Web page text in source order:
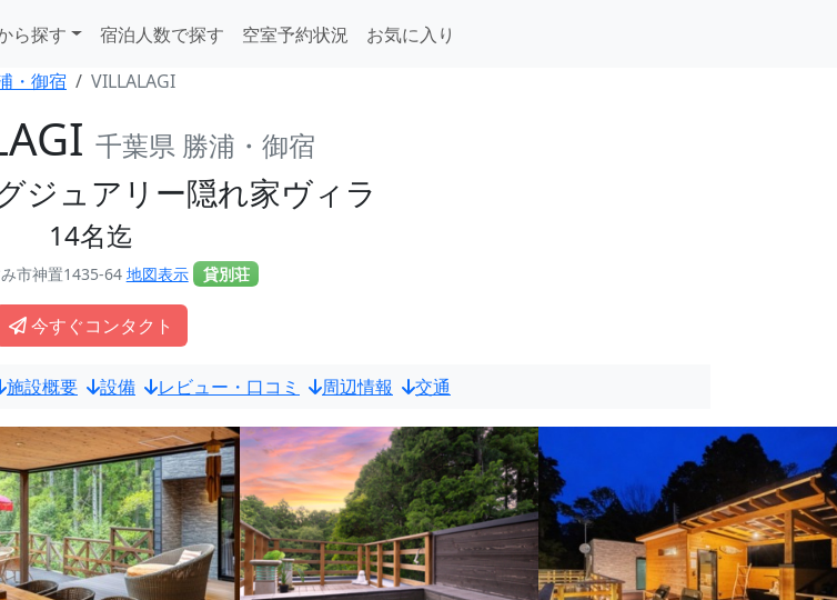
ら探す 宿泊人数で探す 空室予約状況
お気に入り
・御宿 VILLALAGI
千葉県 勝浦・御宿
ジュアリー隠れ家ヴィラ
14名迄
市神置1435-64 地図表示 貸別荘
今すぐコンタクト
施設概要 設備 レビュー・口コミ 周辺情報 交通